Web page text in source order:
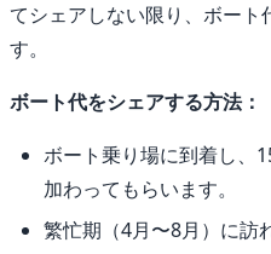
てシェアしない限り、ボート
す。
ボート代をシェアする方法：
ボート乗り場に到着し、
加わってもらいます。
繁忙期（4月〜8月）に訪